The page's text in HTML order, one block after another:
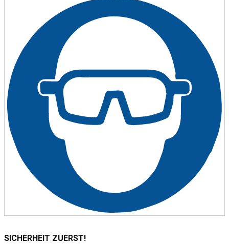
SICHERHEIT ZUERST!